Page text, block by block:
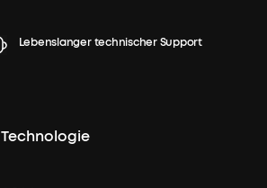
Lebenslanger technischer Support
Technologie